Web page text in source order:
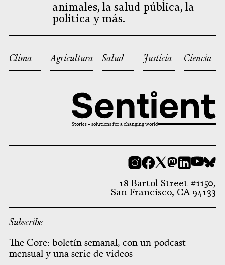
animales, la salud pública, la
política y más.
Clima Agricultura Salud Justicia Ciencia
Stories + solutions for a changing world
18 Bartol Street #1150,
San Francisco, CA 94133
Subscribe
The Core: boletín semanal, con un podcast
mensual y una serie de videos